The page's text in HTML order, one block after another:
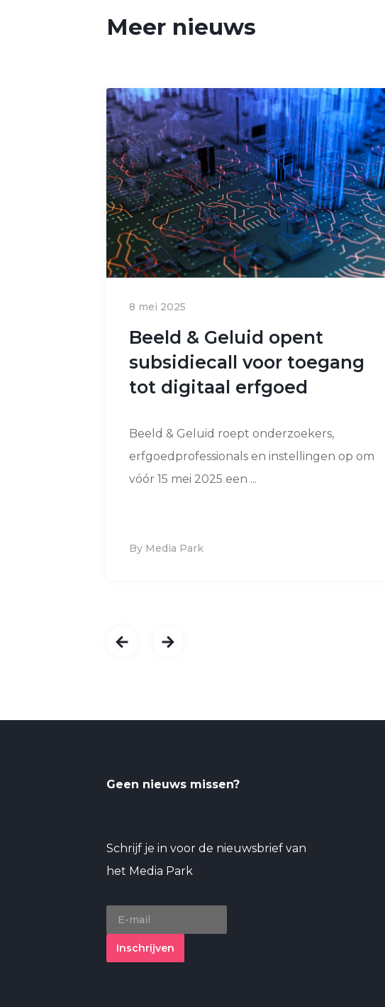
Meer nieuws
8 mei 2025
Beeld & Geluid opent
subsidiecall voor toegang
tot digitaal erfgoed
Beeld & Geluid roept onderzoekers,
erfgoedprofessionals en instellingen op om
vóór 15 mei 2025 een ...
By Media Park
Geen nieuws missen?
Schrijf je in voor de nieuwsbrief van
het Media Park
Inschrijven